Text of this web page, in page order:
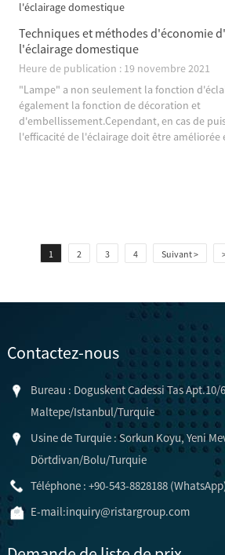
Techniques et méthodes d'économie
l'éclairage domestique
Heure de publication : 19 novembre 2021
"Lampe" a non seulement la fonction
également la fonction de décoration et
d'embellissement.Cependant, en cas de
l'efficacité de l'éclairage doit être améliorée
1 2 3 4 Suivant >
Contactez-nous
Bureau : Doguskent Cadessi Tas Apt.10/6
Maltepe/Istanbul/Turquie
Usine de Turquie : Sorkun Koyu, Yeni
Dörtdivan/Bolu/Turquie
Téléphone : +90-543-8828188
E-mail:inquiry@ristargroup.com